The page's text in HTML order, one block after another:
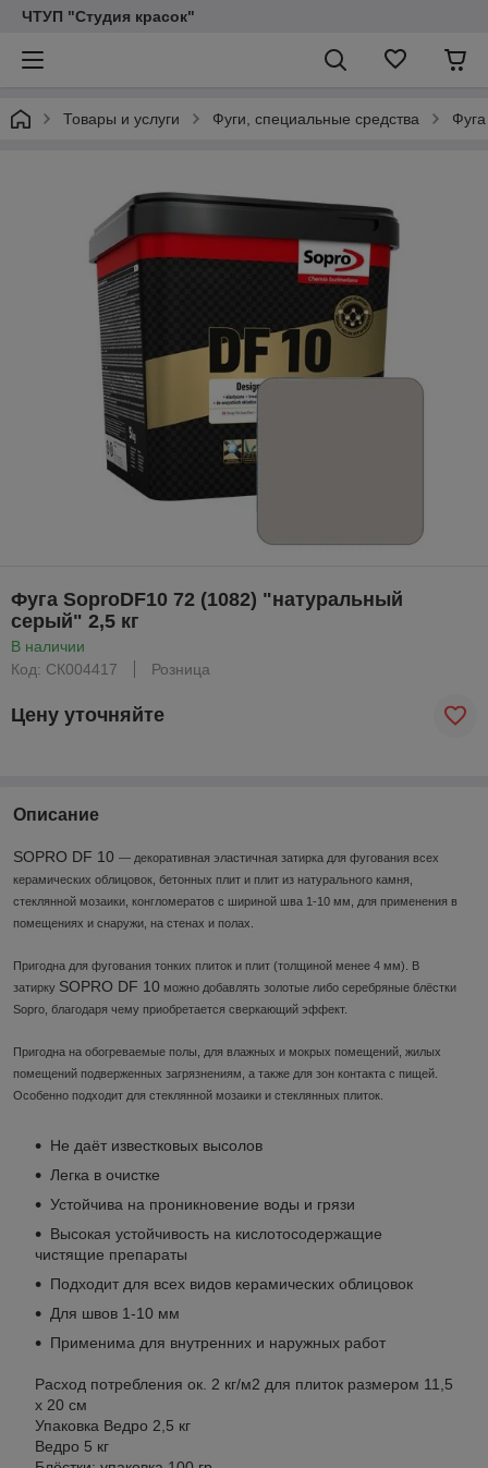
ЧТУП "Студия красок"
Товары и услуги Фуги, специальные средства
Фуга SoproDF10 72 (1082) "натуральный
серый" 2,5 кг
В наличии
Код: СК004417
Розница
Цену уточняйте
Описание
SOPRO DF 10 — декоративная эластичная затирка для фугования всех
керамических облицовок, бетонных плит и плит из натурального камня,
стеклянной мозаики, конгломератов с шириной шва 1-10 мм, для применения в
помещениях и снаружи, на стенах и полах.
Пригодна для фугования тонких плиток и плит (толщиной менее 4 мм). В
затирку SOPRO DF 10 можно добавлять золотые либо серебряные блёстки
Sopro, благодаря чему приобретается сверкающий эффект.
Пригодна на обогреваемые полы, для влажных и мокрых помещений, жилых
помещений подверженных загрязнениям, а также для зон контакта с пищей.
Особенно подходит для стеклянной мозаики и стеклянных плиток.
Не даёт известковых высолов
Легка в очистке
Устойчива на проникновение воды и грязи
Высокая устойчивость на кислотосодержащие
чистящие препараты
Подходит для всех видов керамических облицовок
Для швов 1-10 мм
Применима для внутренних и наружных работ
Расход потребления ок. 2 кг/м2 для плиток размером 11,5
х 20 см
Упаковка Ведро 2,5 кг
Ведро 5 кг